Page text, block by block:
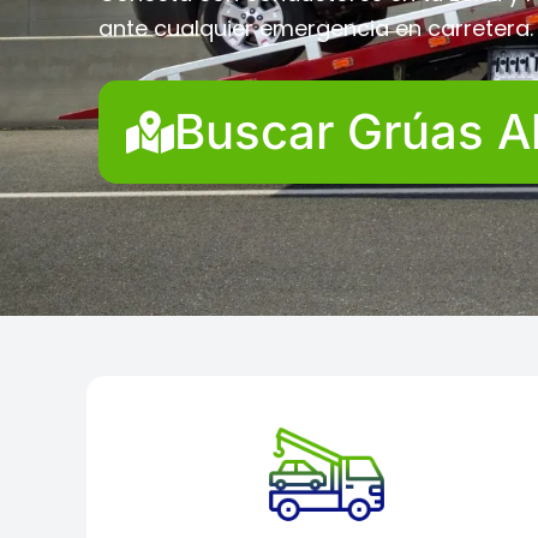
ante cualquier emergencia en carretera.
Buscar Grúas